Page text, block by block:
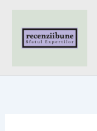
content